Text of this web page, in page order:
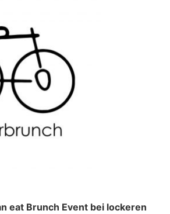
eat Brunch Event bei lockeren